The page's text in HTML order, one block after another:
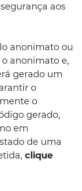
aos
anonimato ou
anonimato e,
gerado um
o
o
gerado,
em
de uma
clique